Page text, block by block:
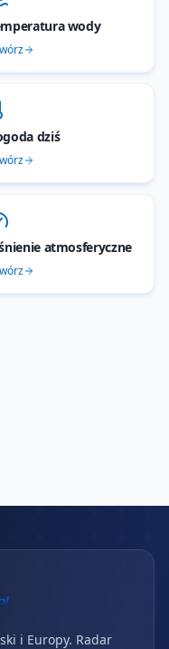
wody
dziś
atmosferyczne
i Europy. Radar